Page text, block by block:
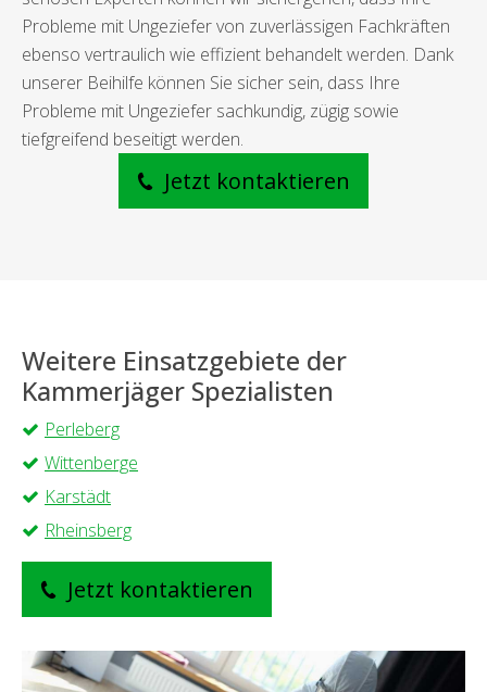
Probleme mit Ungeziefer von zuverlässigen Fachkräften
ebenso vertraulich wie effizient behandelt werden. Dank
unserer Beihilfe können Sie sicher sein, dass Ihre
Probleme mit Ungeziefer sachkundig, zügig sowie
tiefgreifend beseitigt werden.
Jetzt kontaktieren
Weitere Einsatzgebiete der
Kammerjäger Spezialisten
Perleberg
Wittenberge
Karstädt
Rheinsberg
Jetzt kontaktieren